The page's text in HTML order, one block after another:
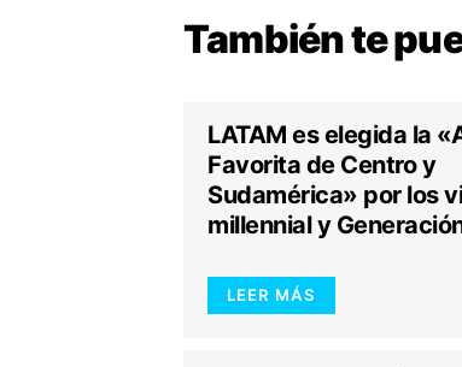
También te
LATAM es elegida la
Favorita de Centro y
Sudamérica» por los
millennial y
LEER MÁS